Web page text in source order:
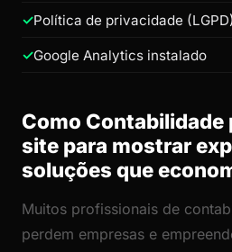
Política de privacidade (LGPD)
Google Analytics instalado
Como Contabilidade
site para mostrar
soluções que
Muitos profissionais de
perdem empresas e